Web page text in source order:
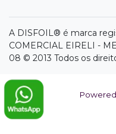
A DISFOIL® é marca
COMERCIAL EIRELI -
08 © 2013 Todos os